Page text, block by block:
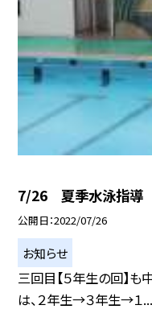
7/26 夏季水泳指導
公開日 2022/07/26
お知らせ
三回目【５年生の回】も
は、２年生→３年生→１...